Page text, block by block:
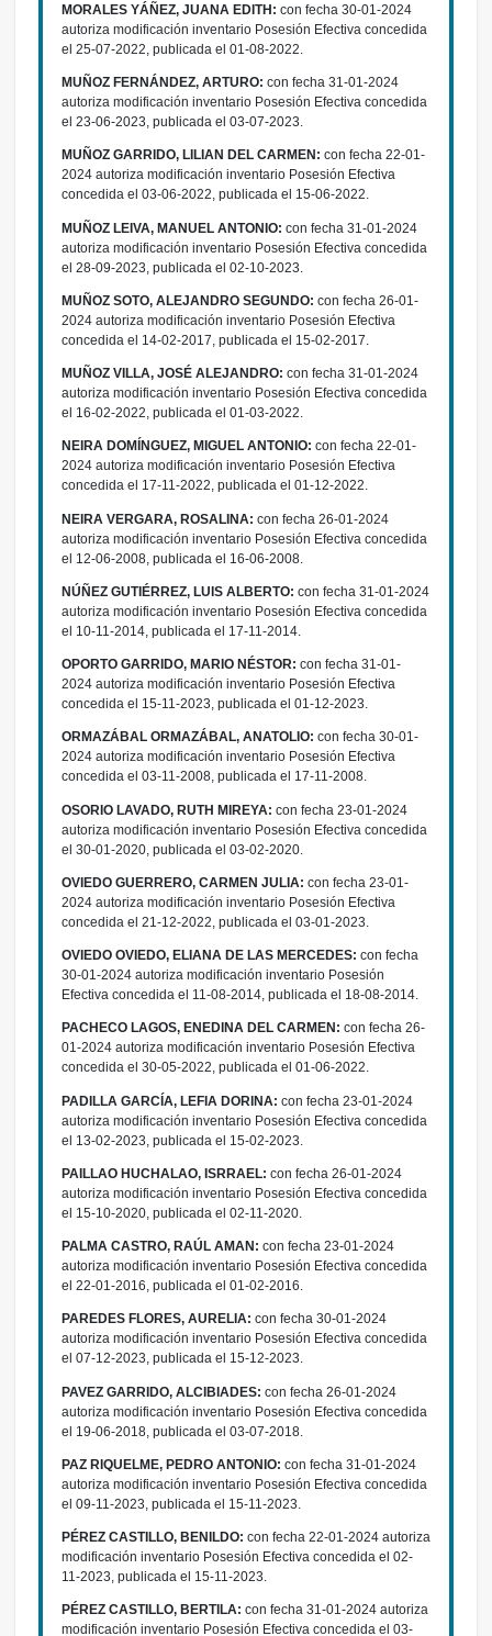
MORALES YÁÑEZ, JUANA EDITH: con fecha 30-01-2024
autoriza modificación inventario Posesión Efectiva concedida
el 25-07-2022, publicada el 01-08-2022.
MUÑOZ FERNÁNDEZ, ARTURO: con fecha 31-01-2024
autoriza modificación inventario Posesión Efectiva concedida
el 23-06-2023, publicada el 03-07-2023.
MUÑOZ GARRIDO, LILIAN DEL CARMEN: con fecha 22-01-
2024 autoriza modificación inventario Posesión Efectiva
concedida el 03-06-2022, publicada el 15-06-2022.
MUÑOZ LEIVA, MANUEL ANTONIO: con fecha 31-01-2024
autoriza modificación inventario Posesión Efectiva concedida
el 28-09-2023, publicada el 02-10-2023.
MUÑOZ SOTO, ALEJANDRO SEGUNDO: con fecha 26-01-
2024 autoriza modificación inventario Posesión Efectiva
concedida el 14-02-2017, publicada el 15-02-2017.
MUÑOZ VILLA, JOSÉ ALEJANDRO: con fecha 31-01-2024
autoriza modificación inventario Posesión Efectiva concedida
el 16-02-2022, publicada el 01-03-2022.
NEIRA DOMÍNGUEZ, MIGUEL ANTONIO: con fecha 22-01-
2024 autoriza modificación inventario Posesión Efectiva
concedida el 17-11-2022, publicada el 01-12-2022.
NEIRA VERGARA, ROSALINA: con fecha 26-01-2024
autoriza modificación inventario Posesión Efectiva concedida
el 12-06-2008, publicada el 16-06-2008.
NÚÑEZ GUTIÉRREZ, LUIS ALBERTO: con fecha 31-01-2024
autoriza modificación inventario Posesión Efectiva concedida
el 10-11-2014, publicada el 17-11-2014.
OPORTO GARRIDO, MARIO NÉSTOR: con fecha 31-01-
2024 autoriza modificación inventario Posesión Efectiva
concedida el 15-11-2023, publicada el 01-12-2023.
ORMAZÁBAL ORMAZÁBAL, ANATOLIO: con fecha 30-01-
2024 autoriza modificación inventario Posesión Efectiva
concedida el 03-11-2008, publicada el 17-11-2008.
OSORIO LAVADO, RUTH MIREYA: con fecha 23-01-2024
autoriza modificación inventario Posesión Efectiva concedida
el 30-01-2020, publicada el 03-02-2020.
OVIEDO GUERRERO, CARMEN JULIA: con fecha 23-01-
2024 autoriza modificación inventario Posesión Efectiva
concedida el 21-12-2022, publicada el 03-01-2023.
OVIEDO OVIEDO, ELIANA DE LAS MERCEDES: con fecha
30-01-2024 autoriza modificación inventario Posesión
Efectiva concedida el 11-08-2014, publicada el 18-08-2014.
PACHECO LAGOS, ENEDINA DEL CARMEN: con fecha 26-
01-2024 autoriza modificación inventario Posesión Efectiva
concedida el 30-05-2022, publicada el 01-06-2022.
PADILLA GARCÍA, LEFIA DORINA: con fecha 23-01-2024
autoriza modificación inventario Posesión Efectiva concedida
el 13-02-2023, publicada el 15-02-2023.
PAILLAO HUCHALAO, ISRRAEL: con fecha 26-01-2024
autoriza modificación inventario Posesión Efectiva concedida
el 15-10-2020, publicada el 02-11-2020.
PALMA CASTRO, RAÚL AMAN: con fecha 23-01-2024
autoriza modificación inventario Posesión Efectiva concedida
el 22-01-2016, publicada el 01-02-2016.
PAREDES FLORES, AURELIA: con fecha 30-01-2024
autoriza modificación inventario Posesión Efectiva concedida
el 07-12-2023, publicada el 15-12-2023.
PAVEZ GARRIDO, ALCIBIADES: con fecha 26-01-2024
autoriza modificación inventario Posesión Efectiva concedida
el 19-06-2018, publicada el 03-07-2018.
PAZ RIQUELME, PEDRO ANTONIO: con fecha 31-01-2024
autoriza modificación inventario Posesión Efectiva concedida
el 09-11-2023, publicada el 15-11-2023.
PÉREZ CASTILLO, BENILDO: con fecha 22-01-2024 autoriza
modificación inventario Posesión Efectiva concedida el 02-
11-2023, publicada el 15-11-2023.
PÉREZ CASTILLO, BERTILA: con fecha 31-01-2024 autoriza
modificación inventario Posesión Efectiva concedida el 03-